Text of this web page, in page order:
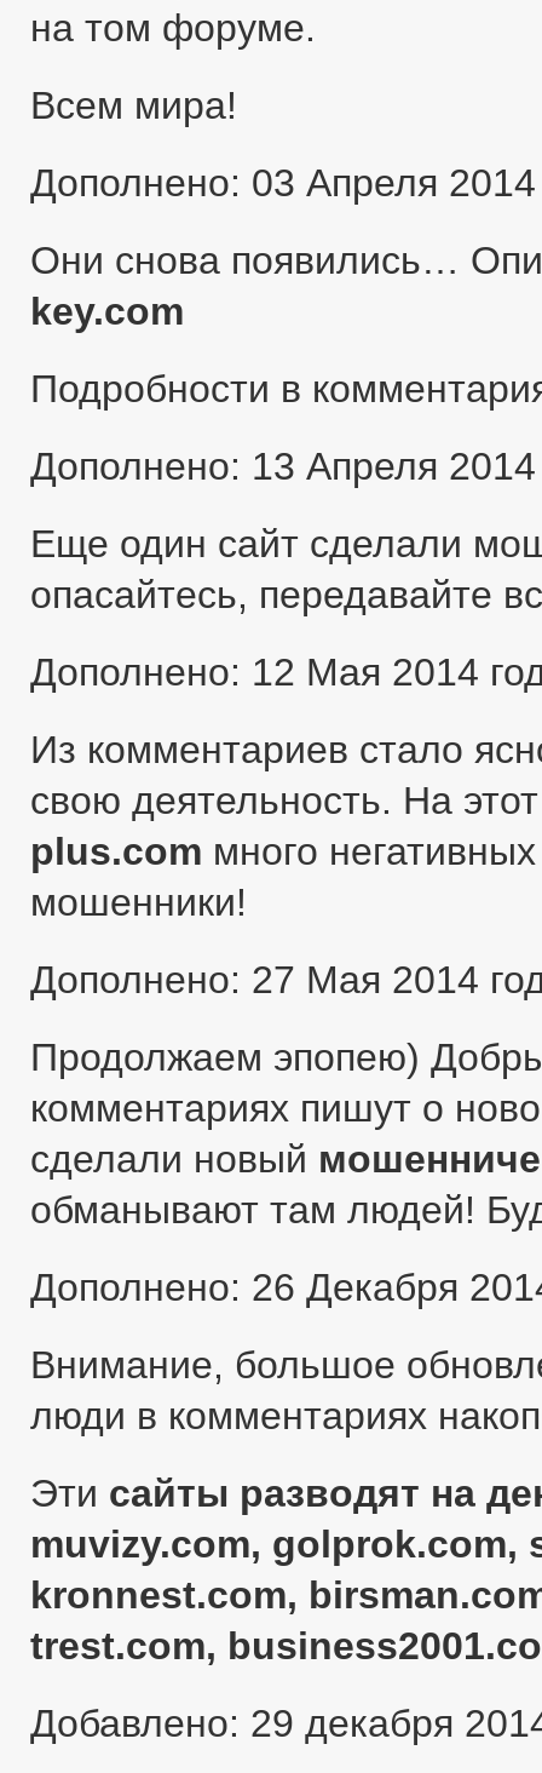
на том форуме.
Всем мира!
Дополнено: 03 Апреля 2014
Они снова появились…
key.com
Подробности в
Дополнено: 13 Апреля 2014
Еще один сайт сделали
опасайтесь, передавайте
Дополнено: 12 Мая 2014
Из комментариев стало
свою деятельность. На
plus.com много
мошенники!
Дополнено: 27 Мая 2014
Продолжаем эпопею)
комментариях пишут о
сделали новый
обманывают там людей!
Дополнено: 26 Декабря
Внимание, большое
люди в комментариях
Эти сайты разводят на
muvizy.com, golprok.com,
kronnest.com,
trest.com,
Добавлено: 29 декабря